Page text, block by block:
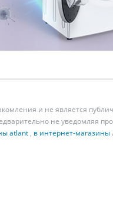
и не является
не уведомляя
atlant, в интернет-магазины